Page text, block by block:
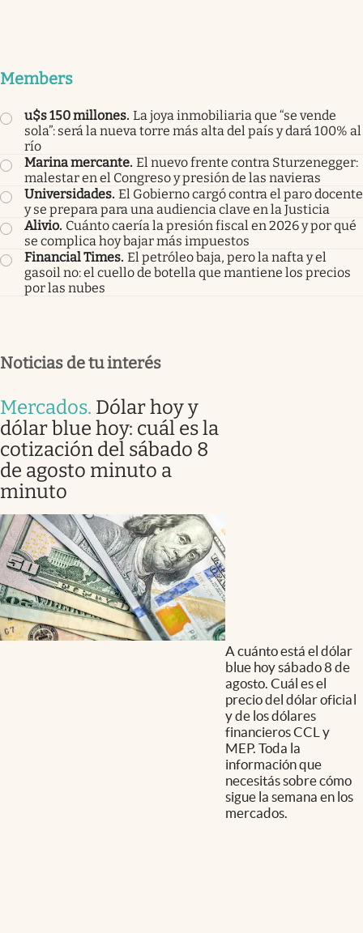
Members
u$s 150 millones. La joya inmobiliaria que “se vende
sola”: será la nueva torre más alta del país y dará 100% al
río
Marina mercante. El nuevo frente contra Sturzenegger:
malestar en el Congreso y presión de las navieras
Universidades. El Gobierno cargó contra el paro docente
y se prepara para una audiencia clave en la Justicia
Alivio. Cuánto caería la presión fiscal en 2026 y por qué
se complica hoy bajar más impuestos
Financial Times. El petróleo baja, pero la nafta y el
gasoil no: el cuello de botella que mantiene los precios
por las nubes
Noticias de tu interés
Mercados. Dólar hoy y
dólar blue hoy: cuál es la
cotización del sábado 8
de agosto minuto a
minuto
A cuánto está el dólar
blue hoy sábado 8 de
agosto. Cuál es el
precio del dólar oficial
y de los dólares
financieros CCL y
MEP. Toda la
información que
necesitás sobre cómo
sigue la semana en los
mercados.